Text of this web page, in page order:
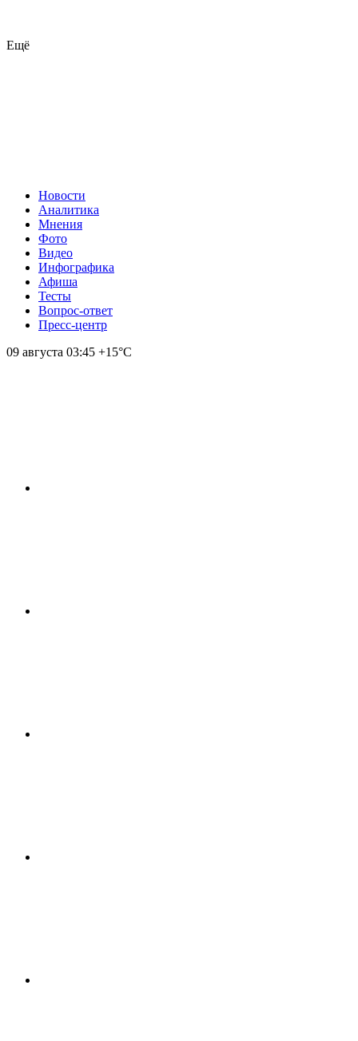
Ещё
Новости
Аналитика
Мнения
Фото
Видео
Инфографика
Афиша
Тесты
Вопрос-ответ
Пресс-центр
09 августа 03:45 +15°С